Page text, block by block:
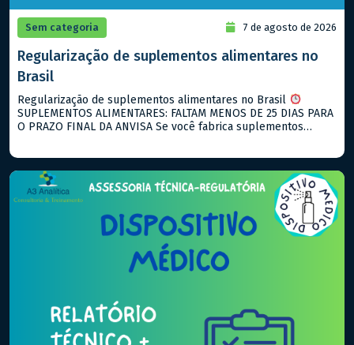
Sem categoria 7 de agosto de 2026
Regularização de suplementos alimentares no
Brasil
Regularização de suplementos alimentares no Brasil
SUPLEMENTOS ALIMENTARES: FALTAM MENOS DE 25 DIAS PARA
O PRAZO FINAL DA ANVISA Se você fabrica suplementos
990/2025: descreve […]